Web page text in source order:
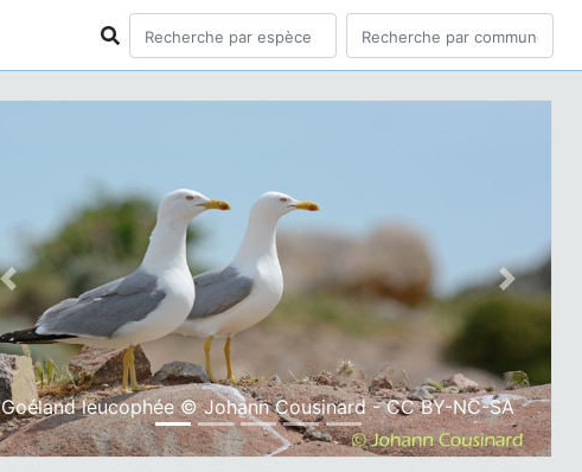
Goéland leucophée © Johann Cousinard - CC BY-NC-SA
Previous Next